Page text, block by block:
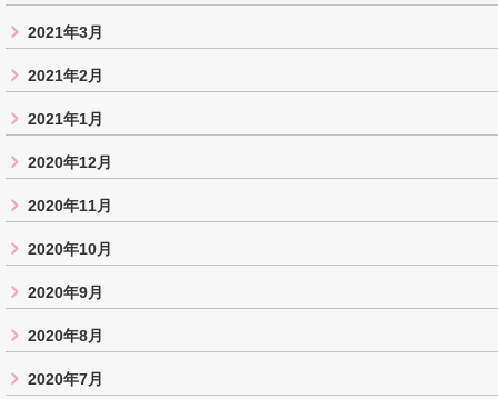
2021年3月
2021年2月
2021年1月
2020年12月
2020年11月
2020年10月
2020年9月
2020年8月
2020年7月